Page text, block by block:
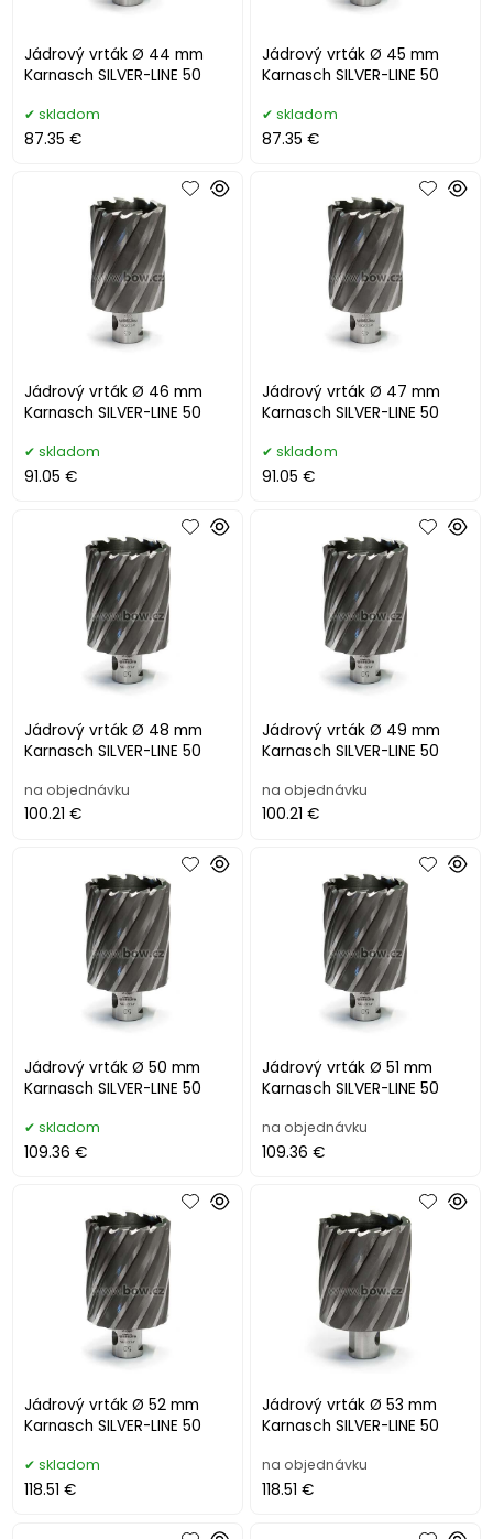
Jádrový vrták Ø 44 mm
Karnasch SILVER-LINE 50
skladom
87.35 €
Jádrový vrták Ø 45 mm
Karnasch SILVER-LINE 50
skladom
87.35 €
Jádrový vrták Ø 46 mm
Karnasch SILVER-LINE 50
skladom
91.05 €
Jádrový vrták Ø 47 mm
Karnasch SILVER-LINE 50
skladom
91.05 €
Jádrový vrták Ø 48 mm
Karnasch SILVER-LINE 50
na objednávku
100.21 €
Jádrový vrták Ø 49 mm
Karnasch SILVER-LINE 50
na objednávku
100.21 €
Jádrový vrták Ø 50 mm
Karnasch SILVER-LINE 50
skladom
109.36 €
Jádrový vrták Ø 51 mm
Karnasch SILVER-LINE 50
na objednávku
109.36 €
Jádrový vrták Ø 52 mm
Karnasch SILVER-LINE 50
skladom
118.51 €
Jádrový vrták Ø 53 mm
Karnasch SILVER-LINE 50
na objednávku
118.51 €